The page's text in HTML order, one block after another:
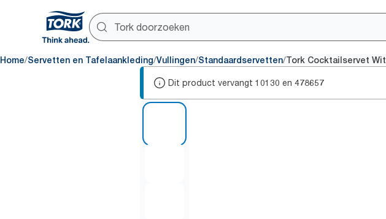
Home/Servetten en Tafelaankleding/Vullingen/Standaardservetten/Tork Cocktailservet Wit
Dit product vervangt 10130 en 478657